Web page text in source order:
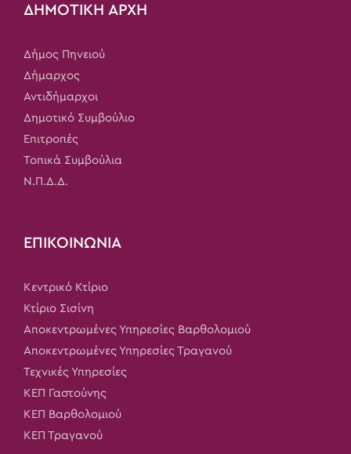
ΔΗΜΟΤΙΚΗ ΑΡΧΗ
Δήμος Πηνειού
Δήμαρχος
Αντιδήμαρχοι
Δημοτικό Συμβούλιο
Επιτροπές
Τοπικά Συμβούλια
Ν.Π.Δ.Δ.
ΕΠΙΚΟΙΝΩΝΙΑ
Κεντρικό Κτίριο
Κτίριο Σισίνη
Αποκεντρωμένες Υπηρεσίες Βαρθολομιού
Αποκεντρωμένες Υπηρεσίες Τραγανού
Τεχνικές Υπηρεσίες
ΚΕΠ Γαστούνης
ΚΕΠ Βαρθολομιού
ΚΕΠ Τραγανού